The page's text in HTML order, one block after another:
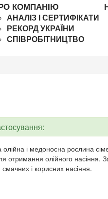
КОМПАНІЮ
АНАЛІЗ І СЕРТИФІКАТИ
РЕКОРД УКРАЇНИ
СПІВРОБІТНИЦТВО
і медоносна рослина
отримання олійного
і корисних насіння.